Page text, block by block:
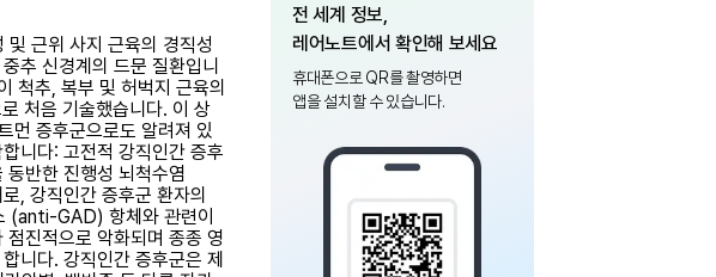
근위 사지 근육의 경직성
추 신경계의 드문 질환입니
척추, 복부 및 허벅지 근육의
처음 기술했습니다. 이 상
먼 증후군으로도 알려져 있
니다: 고전적 강직인간 증후
반한 진행성 뇌척수염
, 강직인간 증후군 환자의
(anti-GAD) 항체와 관련이
진적으로 악화되며 종종 영
니다. 강직인간 증후군은 제
전 세계 정보,
레어노트에서 확인해 보세요
휴대폰으로 QR를 촬영하면
앱을 설치할 수 있습니다.